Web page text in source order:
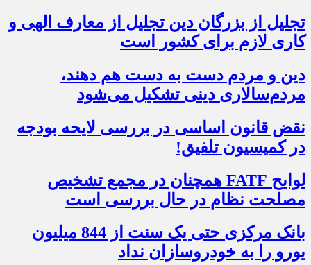
تجلیل از بزرگان دین تجلیل از معارف الهی و
کاری لازم برای کشور است
دین و مردم دست به‌ دست هم دهند،
مردم‌سالاری دینی تشکیل می‌شود
نقض قانون اساسی در بررسی لایحه بودجه
در کمیسیون تلفیق!
لوایح FATF همچنان در مجمع تشخیص
مصلحت نظام در حال بررسی است
بانک مرکزی حتی یک سنت از 844 میلیون
یورو را به خودروسازان نداد